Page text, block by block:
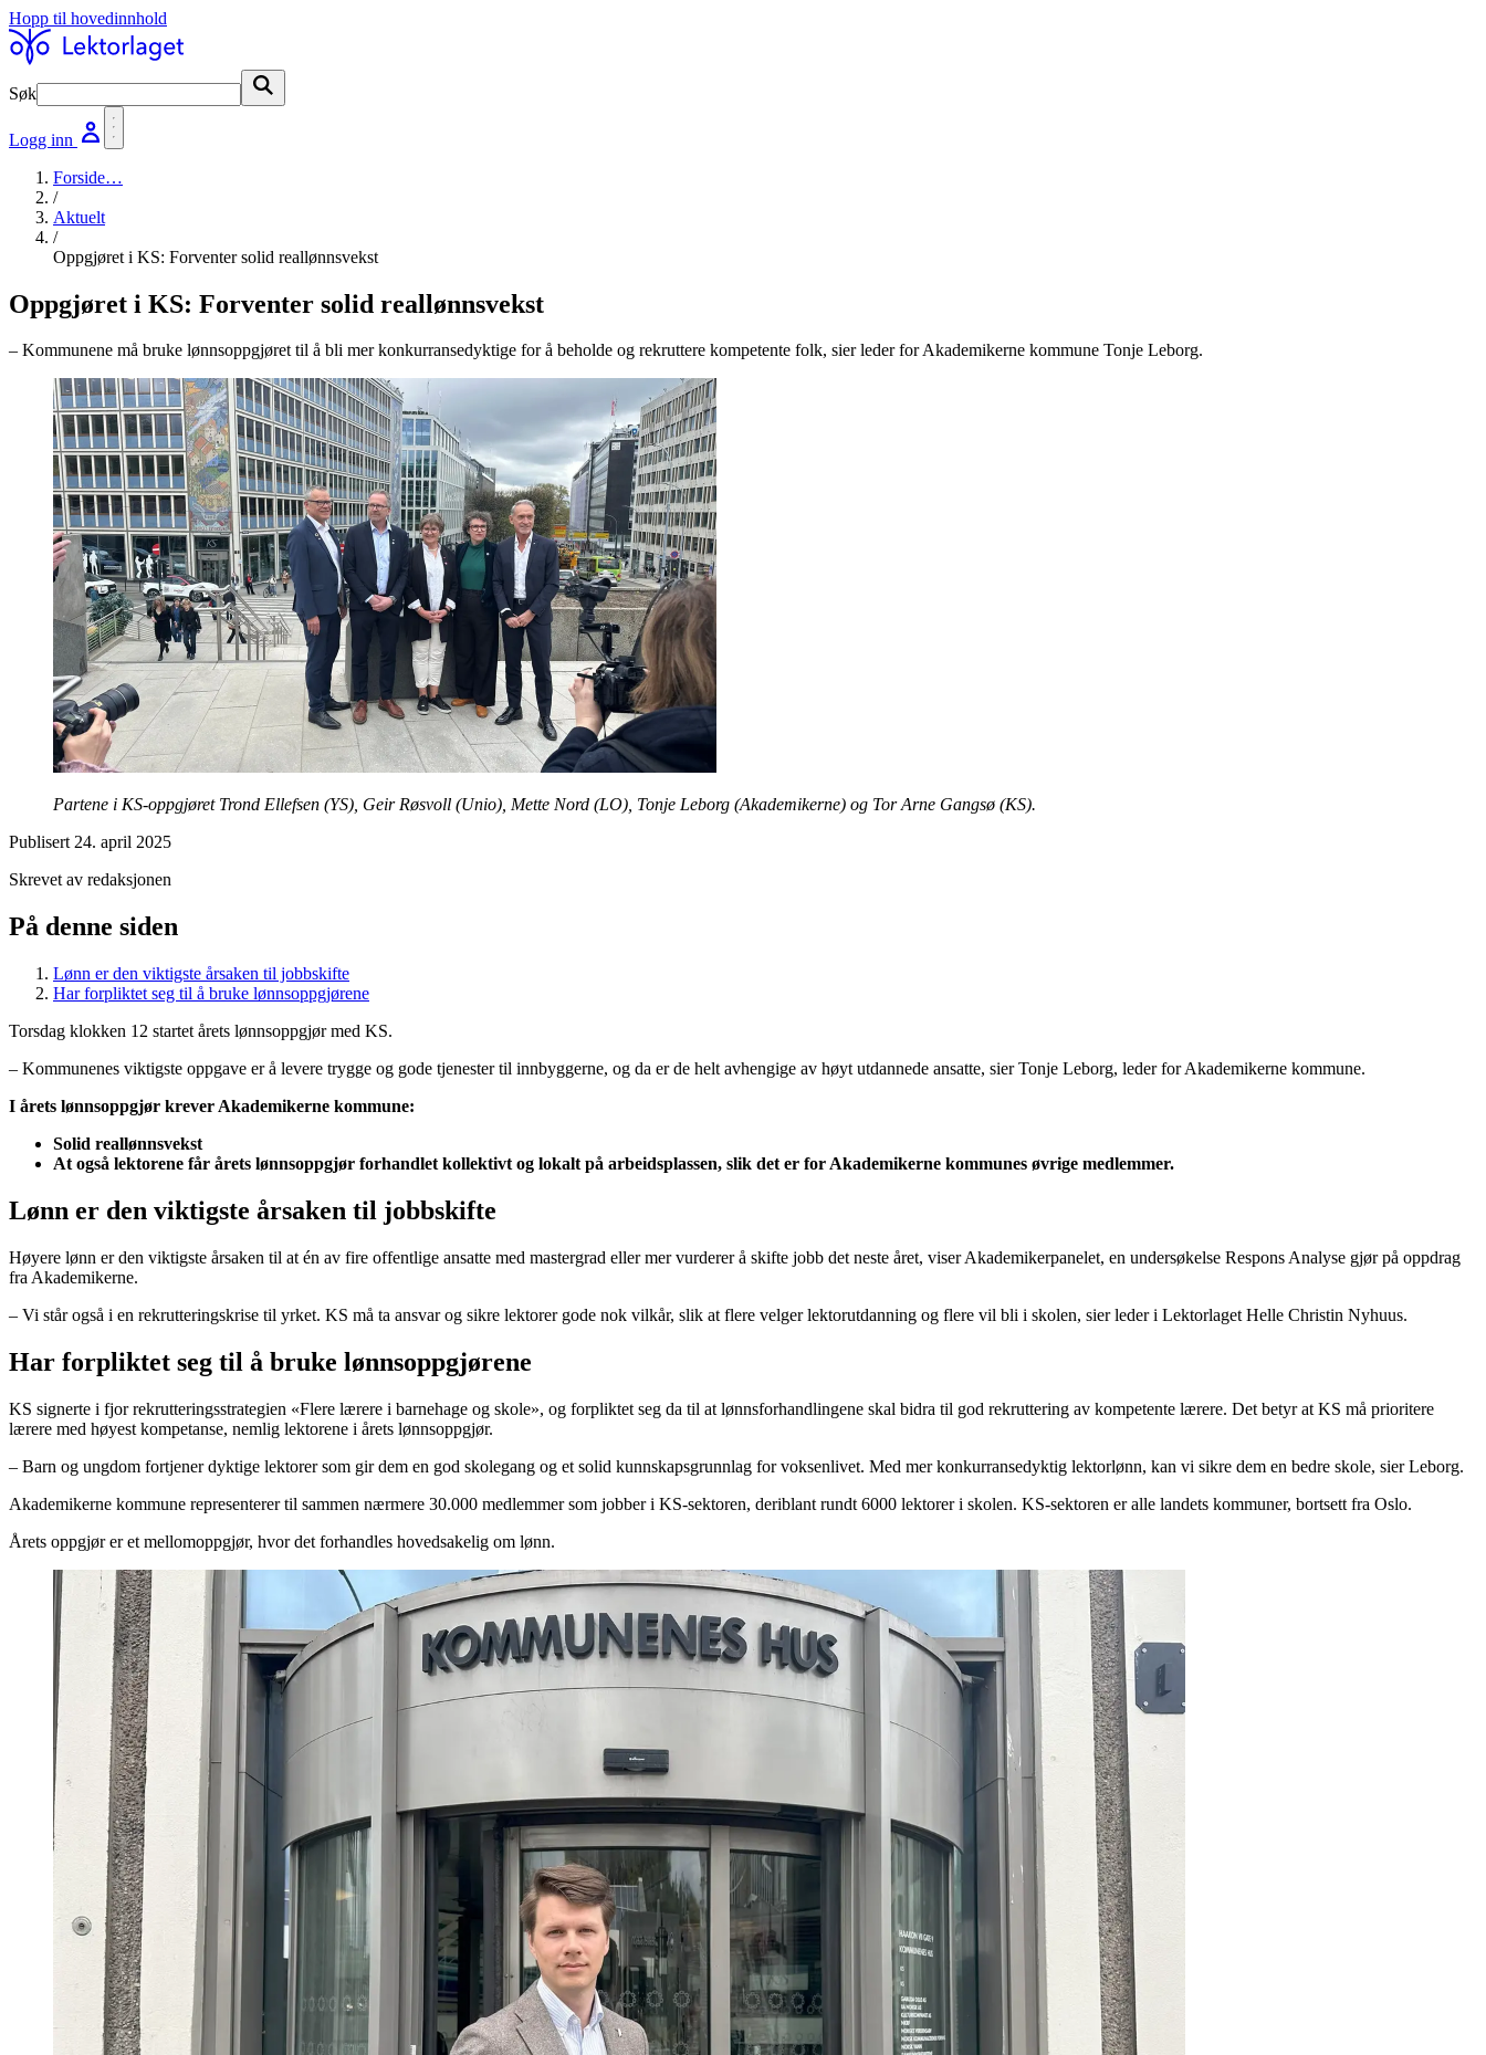
Hopp til hovedinnhold
Søk
Logg inn
Forside…
/
Aktuelt
/
Oppgjøret i KS: Forventer solid reallønnsvekst
Oppgjøret i KS: Forventer solid reallønnsvekst
– Kommunene må bruke lønnsoppgjøret til å bli mer konkurransedyktige for å beholde og rekruttere kompetente folk, sier leder for Akademikerne kommune Tonje Leborg.
Partene i KS-oppgjøret Trond Ellefsen (YS), Geir Røsvoll (Unio), Mette Nord (LO), Tonje Leborg (Akademikerne) og Tor Arne Gangsø (KS).
Publisert 24. april 2025
Skrevet av redaksjonen
På denne siden
Lønn er den viktigste årsaken til jobbskifte
Har forpliktet seg til å bruke lønnsoppgjørene
Torsdag klokken 12 startet årets lønnsoppgjør med KS.
– Kommunenes viktigste oppgave er å levere trygge og gode tjenester til innbyggerne, og da er de helt avhengige av høyt utdannede ansatte, sier Tonje Leborg, leder for Akademikerne kommune.
I årets lønnsoppgjør krever Akademikerne kommune:
Solid reallønnsvekst
At også lektorene får årets lønnsoppgjør forhandlet kollektivt og lokalt på arbeidsplassen, slik det er for Akademikerne kommunes øvrige medlemmer.
Lønn er den viktigste årsaken til jobbskifte
Høyere lønn er den viktigste årsaken til at én av fire offentlige ansatte med mastergrad eller mer vurderer å skifte jobb det neste året, viser Akademikerpanelet, en undersøkelse Respons Analyse gjør på oppdrag
fra Akademikerne.
– Vi står også i en rekrutteringskrise til yrket. KS må ta ansvar og sikre lektorer gode nok vilkår, slik at flere velger lektorutdanning og flere vil bli i skolen, sier leder i Lektorlaget Helle Christin Nyhuus.
Har forpliktet seg til å bruke lønnsoppgjørene
KS signerte i fjor rekrutteringsstrategien «Flere lærere i barnehage og skole», og forpliktet seg da til at lønnsforhandlingene skal bidra til god rekruttering av kompetente lærere. Det betyr at KS må prioritere
lærere med høyest kompetanse, nemlig lektorene i årets lønnsoppgjør.
– Barn og ungdom fortjener dyktige lektorer som gir dem en god skolegang og et solid kunnskapsgrunnlag for voksenlivet. Med mer konkurransedyktig lektorlønn, kan vi sikre dem en bedre skole, sier Leborg.
Akademikerne kommune representerer til sammen nærmere 30.000 medlemmer som jobber i KS-sektoren, deriblant rundt 6000 lektorer i skolen. KS-sektoren er alle landets kommuner, bortsett fra Oslo.
Årets oppgjør er et mellomoppgjør, hvor det forhandles hovedsakelig om lønn.